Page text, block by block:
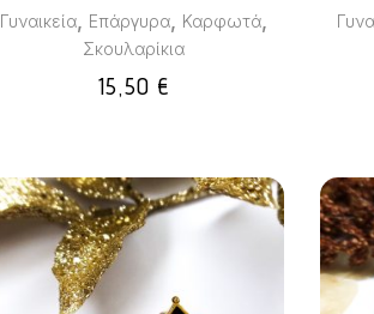
Γυναικεία, Επάργυρα, Καρφωτά,
Σκουλαρίκια
15,50 €